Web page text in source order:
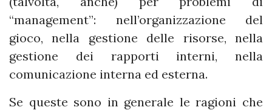
“management”: nell’organizzazione del
gioco, nella gestione delle risorse, nella
gestione dei rapporti interni, nella
comunicazione interna ed esterna.
Se queste sono in generale le ragioni che